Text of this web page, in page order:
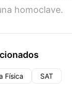
homoclave.
Física SAT